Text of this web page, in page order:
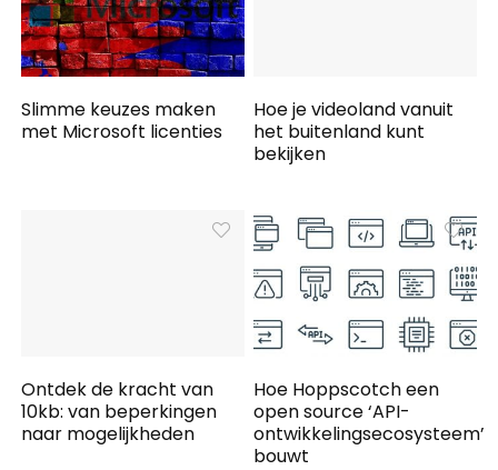
Slimme keuzes maken
met Microsoft licenties
Hoe je videoland vanuit
het buitenland kunt
bekijken
Ontdek de kracht van
10kb: van beperkingen
naar mogelijkheden
Hoe Hoppscotch een
open source ‘API-
ontwikkelingsecosysteem’
bouwt